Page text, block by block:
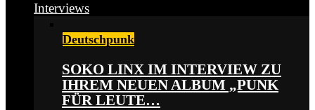
Interviews
Deutschpunk
SOKO LINX IM INTERVIEW ZU
IHREM NEUEN ALBUM „PUNK
FÜR LEUTE…